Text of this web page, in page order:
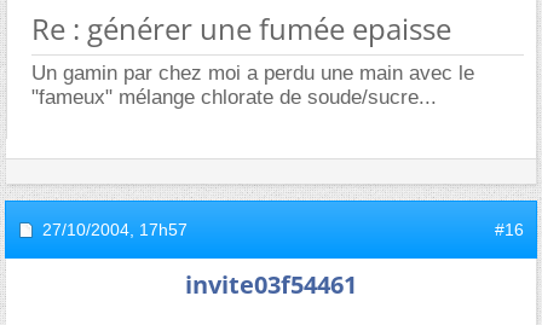
Re : générer une fumée epaisse
Un gamin par chez moi a perdu une main avec le
"fameux" mélange chlorate de soude/sucre...
27/10/2004, 17h57 #16
invite03f54461